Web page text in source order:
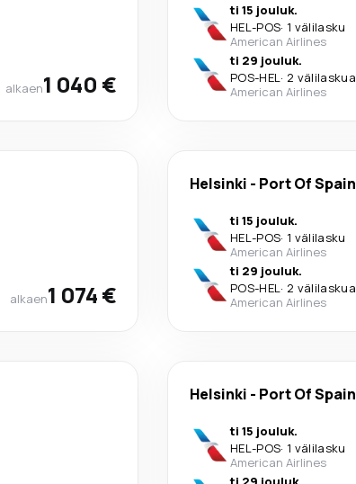
alkaen1 040 €
ti 15 jouluk.
HEL-POS· 1 välilasku
American Airlines
ti 29 jouluk.
POS-HEL· 2 välilaskua
American Airlines
alkaen1 074 €
Helsinki - Port Of Spain
ti 15 jouluk.
HEL-POS· 1 välilasku
American Airlines
ti 29 jouluk.
POS-HEL· 2 välilaskua
American Airlines
Helsinki - Port Of Spain
ti 15 jouluk.
HEL-POS· 1 välilasku
American Airlines